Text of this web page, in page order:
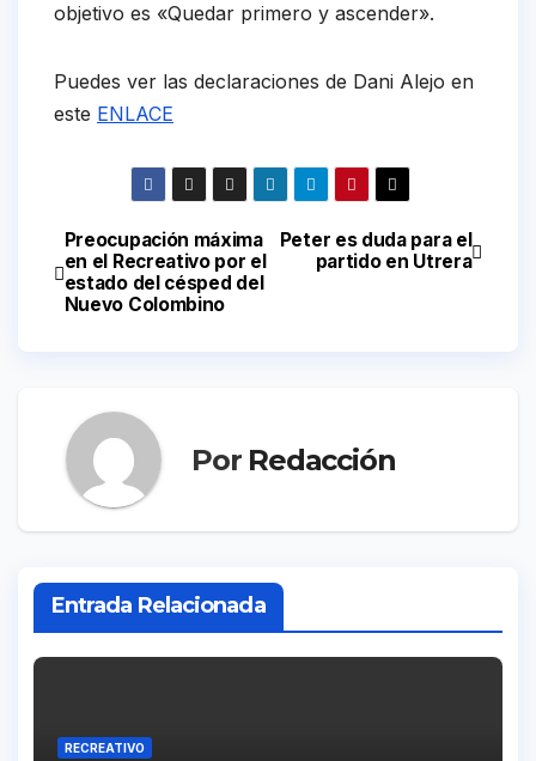
objetivo es «Quedar primero y ascender».
Puedes ver las declaraciones de Dani Alejo en
este ENLACE
Navegación
de
Peter es duda para el
partido en Utrera
Preocupación máxima
en el Recreativo por el
estado del césped del
Nuevo Colombino
Por Redacción
Entrada Relacionada
RECREATIVO